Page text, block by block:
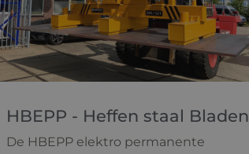
HBEPP - Heffen staal Bladen
De HBEPP elektro permanente